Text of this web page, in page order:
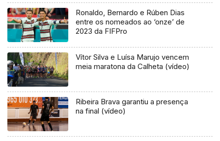
Ronaldo, Bernardo e Rúben Dias
entre os nomeados ao ‘onze’ de
2023 da FIFPro
Vítor Silva e Luísa Marujo vencem
meia maratona da Calheta (vídeo)
Ribeira Brava garantiu a presença
na final (vídeo)